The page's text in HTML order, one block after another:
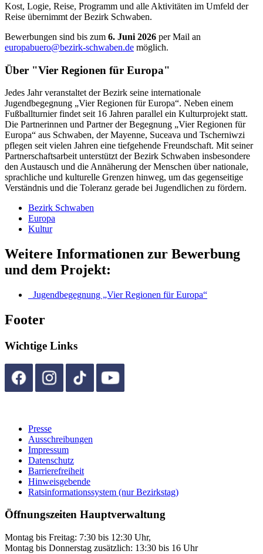
Kost, Logie, Reise, Programm und alle Aktivitäten im Umfeld der
Reise übernimmt der Bezirk Schwaben.
Bewerbungen sind bis zum 6. Juni 2026 per Mail an
europabuero@bezirk-schwaben.de möglich.
Über "Vier Regionen für Europa"
Jedes Jahr veranstaltet der Bezirk seine internationale
Jugendbegegnung „Vier Regionen für Europa“. Neben einem
Fußballturnier findet seit 16 Jahren parallel ein Kulturprojekt statt.
Die Partnerinnen und Partner der Begegnung „Vier Regionen für
Europa“ aus Schwaben, der Mayenne, Suceava und Tscherniwzi
pflegen seit vielen Jahren eine tiefgehende Freundschaft. Mit seiner
Partnerschaftsarbeit unterstützt der Bezirk Schwaben insbesondere
den Austausch und die Annäherung der Menschen über nationale,
sprachliche und kulturelle Grenzen hinweg, um das gegenseitige
Verständnis und die Toleranz gerade bei Jugendlichen zu fördern.
Bezirk Schwaben
Europa
Kultur
Weitere Informationen zur Bewerbung
und dem Projekt:
Jugendbegegnung „Vier Regionen für Europa“
Footer
Wichtige Links
Presse
Ausschreibungen
Impressum
Datenschutz
Barrierefreiheit
Hinweisgebende
Ratsinformationssystem (nur Bezirkstag)
Öffnungszeiten Hauptverwaltung
Montag bis Freitag: 7:30 bis 12:30 Uhr,
Montag bis Donnerstag zusätzlich: 13:30 bis 16 Uhr